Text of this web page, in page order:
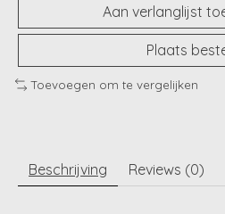
Aan verlanglijst
Plaats
Toevoegen om te vergelijken
Beschrijving Reviews (0)